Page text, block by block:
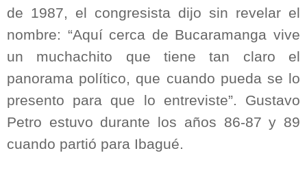
de 1987, el congresista dijo sin revelar el
nombre: “Aquí cerca de Bucaramanga vive
un muchachito que tiene tan claro el
panorama político, que cuando pueda se lo
presento para que lo entreviste”. Gustavo
Petro estuvo durante los años 86-87 y 89
cuando partió para Ibagué.